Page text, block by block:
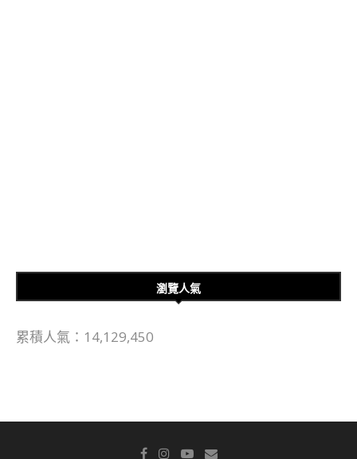
瀏覽人氣
累積人氣：14,129,450